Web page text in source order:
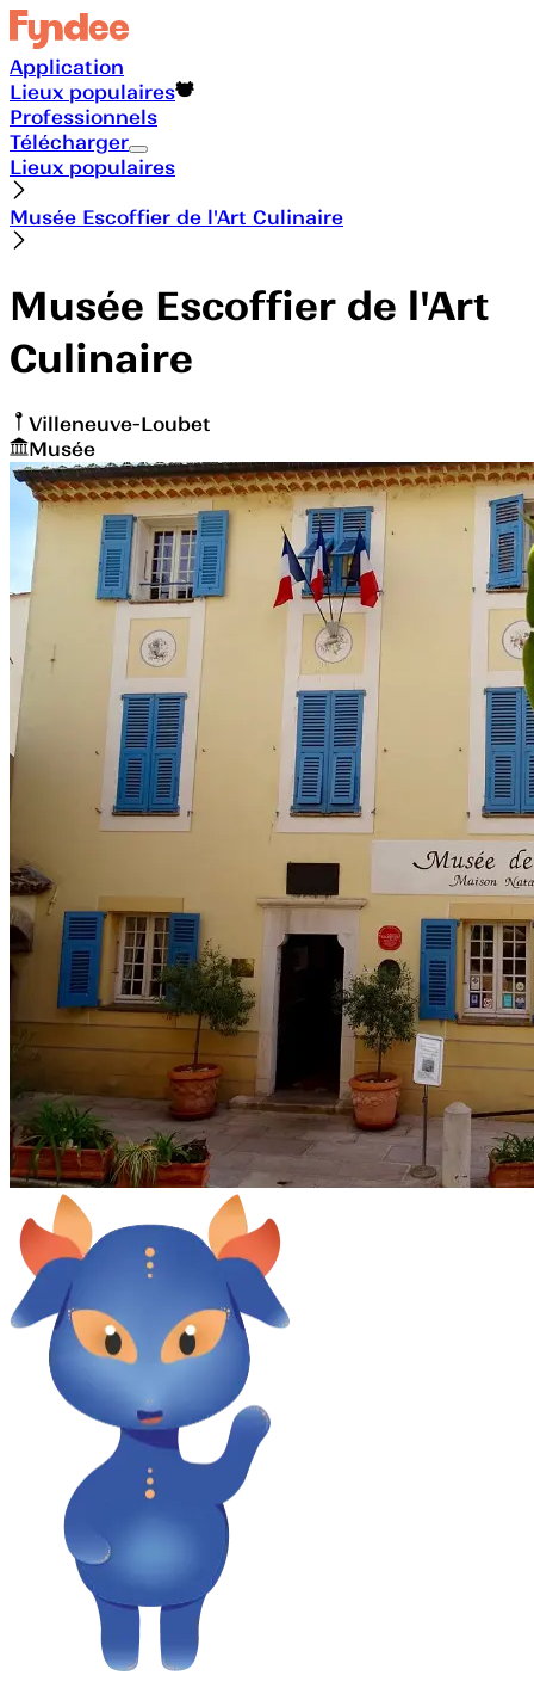
Application
Lieux populaires
Professionnels
Télécharger
Lieux populaires
Musée Escoffier de l'Art Culinaire
Musée Escoffier de l'Art
Culinaire
Villeneuve-Loubet
Musée